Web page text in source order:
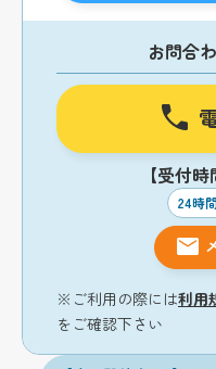
お問合
【受付
24時
※ご利用の際には利用
をご確認下さい